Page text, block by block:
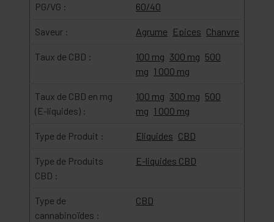
PG/VG : 60/40
Saveur : Agrume Epices Chanvre
Taux de CBD : 100 mg 300 mg 500
mg 1 000 mg
Taux de CBD en mg
(E-liquides) :
100 mg 300 mg 500
mg 1 000 mg
Type de Produit : Eliquides CBD
Type de Produits
CBD :
E-liquides CBD
Type de
cannabinoïdes :
CBD